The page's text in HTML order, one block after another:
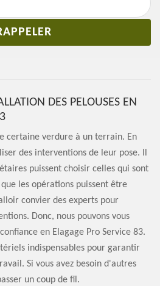
DES PELOUSES EN
certaine verdure à un terrain. En
des interventions de leur pose. Il
puissent choisir celles qui sont
les opérations puissent être
convier des experts pour
Donc, nous pouvons vous
en Elagage Pro Service 83.
indispensables pour garantir
Si vous avez besoin d'autres
un coup de fil.